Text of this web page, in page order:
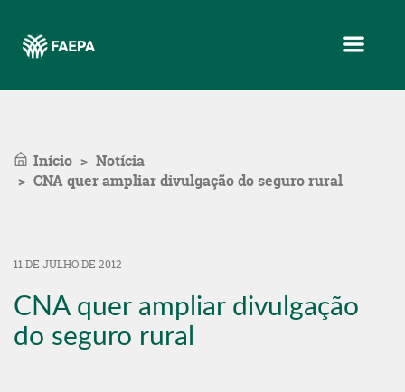
Início
Notícia
CNA quer ampliar divulgação do seguro rural
11 DE JULHO DE 2012
CNA quer ampliar divulgação
do seguro rural